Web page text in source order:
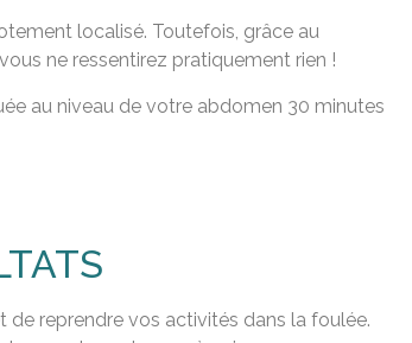
localisé. Toutefois, grâce au
ne ressentirez pratiquement rien !
au niveau de votre abdomen 30 minutes
reprendre vos activités dans la foulée.